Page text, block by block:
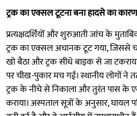
ट्रक का एक्सल टूटना बना हादसे का कारण
प्रत्यक्षदर्शियों और शुरुआती जांच के
ट्रक का एक्सल अचानक टूट गया, जिससे
खो बैठा और ट्रक सीधे बाइक से जा
पर चीख-पुकार मच गई। स्थानीय लोगों ने
ट्रक के नीचे से निकाला और तुरंत पास के
कराया। अस्पताल सूत्रों के अनुसार, घायल